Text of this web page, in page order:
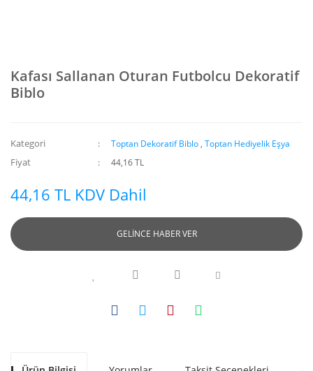
Kafası Sallanan Oturan Futbolcu Dekoratif
Biblo
Kategori Toptan Dekoratif Biblo ,Toptan Hediyelik Eşya
Fiyat 44,16 TL
44,16 TL KDV Dahil
GELİNCE HABER VER